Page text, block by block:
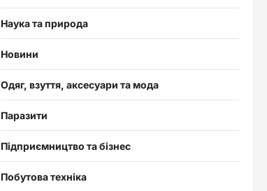
Наука та природа
Новини
Одяг, взуття, аксесуари та мода
Паразити
Підприємництво та бізнес
Побутова техніка